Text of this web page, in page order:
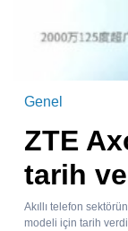
Genel
ZTE
tarih
Akıllı telefon
modeli için tarih